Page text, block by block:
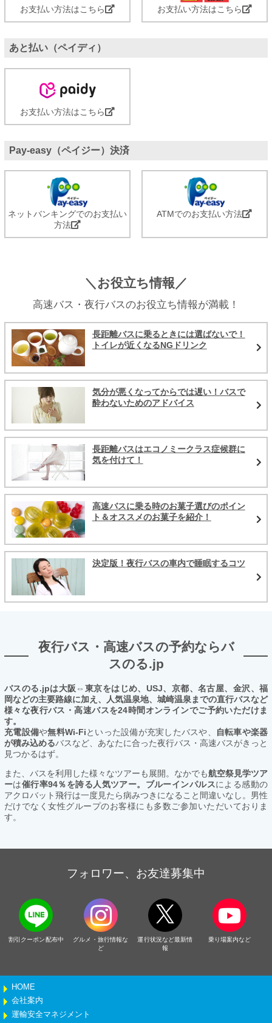
お支払い方法はこちら お支払い方法はこちら
あと払い（ペイディ）
お支払い方法はこちら
Pay-easy（ペイジー）決済
ネットバンキングでのお支払い
方法
ATMでのお支払い方法
＼お役立ち情報／
高速バス・夜行バスのお役立ち情報が満載！
長距離バスに乗るときには選ばないで！
トイレが近くなるNGドリンク
気分が悪くなってからでは遅い！バスで
酔わないためのアドバイス
長距離バスはエコノミークラス症候群に
気を付けて！
高速バスに乗る時のお菓子選びのポイン
ト＆オススメのお菓子を紹介！
決定版！夜行バスの車内で睡眠するコツ
夜行バス・高速バスの予約ならバ
スのる.jp
バスのる.jpは大阪⇔東京をはじめ、USJ、京都、名古屋、金沢、福
岡などの主要路線に加え、人気温泉地、城崎温泉までの直行バスなど
様々な夜行バス・高速バスを24時間オンラインでご予約いただけま
す。
充電設備や無料Wi-Fiといった設備が充実したバスや、
自転車や楽器
が積み込めるバスなど、あなたに合った夜行バス・高速バスがきっと
見つかるはず。
また、バスを利用した様々なツアーも展開。なかでも航空祭見学ツア
ーは催行率94％を誇る人気ツアー。ブルーインパルスによる感動の
アクロバット飛行は一度見たら病みつきになること間違いなし。男性
だけでなく女性グループのお客様にも多数ご参加いただいておりま
す。
フォロワー、お友達募集中
割引クーポン配布中
グルメ・旅行情報な
ど
運行状況など最新情
報
乗り場案内など
HOME
会社案内
運輸安全マネジメント